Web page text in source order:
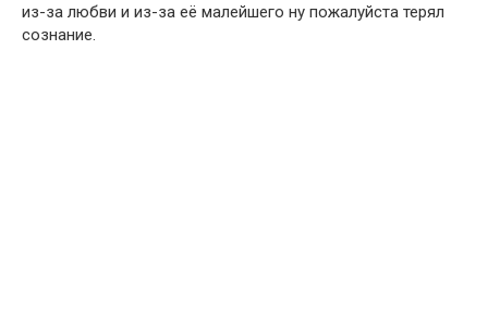
из-за любви и из-за её малейшего ну пожалуйста терял
сознание.